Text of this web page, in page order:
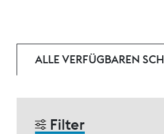
ALLE VERFÜGBAREN
Filter